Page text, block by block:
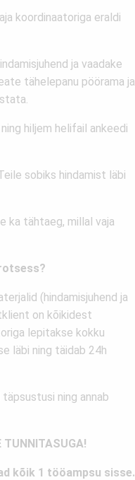
koordinaatoriga eraldi
ja vaadake
tähelepanu pöörama ja
hiljem helifail ankeedi
sobiks hindamist läbi
ka tähtaeg, millal vaja
(hindamisjuhend ja
on kõikidest
lepitakse kokku
läbi ning täidab 24h
ning annab
TUNNITASUGA!
kõik 1 tööampsu sisse.